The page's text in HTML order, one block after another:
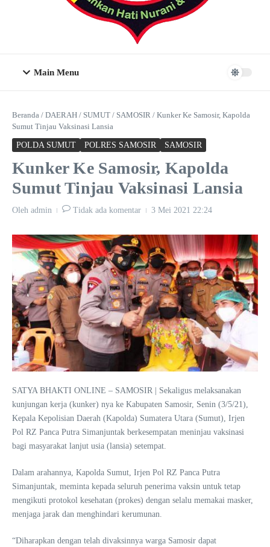
Main Menu
Beranda / DAERAH / SUMUT / SAMOSIR / Kunker Ke Samosir, Kapolda
Sumut Tinjau Vaksinasi Lansia
POLDA SUMUT POLRES SAMOSIR SAMOSIR
Kunker Ke Samosir, Kapolda
Sumut Tinjau Vaksinasi Lansia
Oleh admin Tidak ada komentar 3 Mei 2021 22:24
SATYA BHAKTI ONLINE – SAMOSIR | Sekaligus melaksanakan
kunjungan kerja (kunker) nya ke Kabupaten Samosir, Senin (3/5/21),
Kepala Kepolisian Daerah (Kapolda) Sumatera Utara (Sumut), Irjen
Pol RZ Panca Putra Simanjuntak berkesempatan meninjau vaksinasi
bagi masyarakat lanjut usia (lansia) setempat.
Dalam arahannya, Kapolda Sumut, Irjen Pol RZ Panca Putra
Simanjuntak, meminta kepada seluruh penerima vaksin untuk tetap
mengikuti protokol kesehatan (prokes) dengan selalu memakai masker,
menjaga jarak dan menghindari kerumunan.
“Diharapkan dengan telah divaksinnya warga Samosir dapat